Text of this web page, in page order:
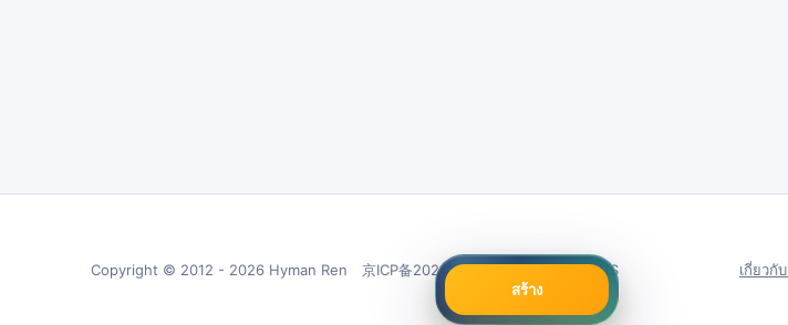
สร้าง
Copyright © 2012 - 2026 Hyman Ren 京ICP备2021026679号 Server in: US เกี่ยวกับ